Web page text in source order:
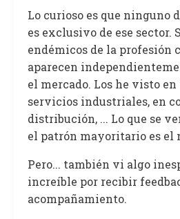
Lo curioso es que ninguno
es exclusivo de ese sector.
endémicos de la profesión
aparecen
el mercado. Los he visto
servicios industriales, en
distribución, ... Lo que se
el patrón mayoritario es el
Pero... también vi algo
increíble por recibir
acompañamiento.